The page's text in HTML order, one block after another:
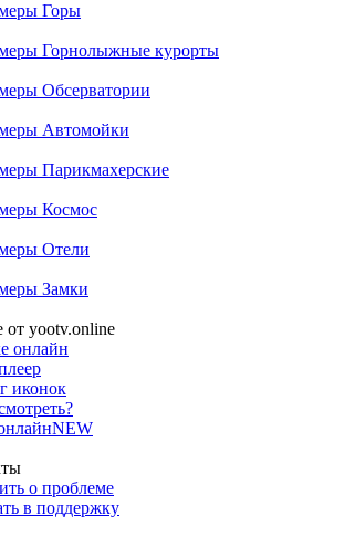
Горы
Горнолыжные курорты
Обсерватории
Автомойки
Парикмахерские
Космос
Отели
Замки
от yootv.online
онлайн
иконок
NEW
о проблеме
в поддержку